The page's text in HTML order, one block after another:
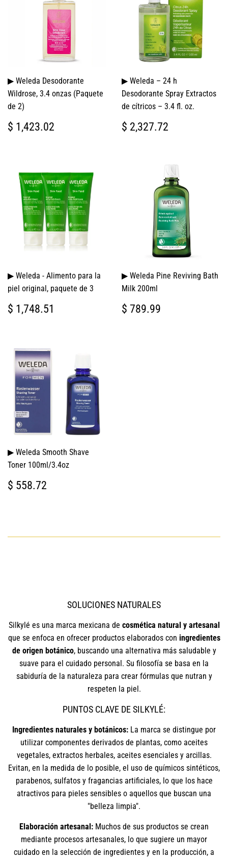
▶ Weleda Desodorante
Wildrose, 3.4 onzas (Paquete
de 2)
PRECIO
HABITUAL
$ 1,423.02
▶ Weleda – 24 h
Desodorante Spray Extractos
de cítricos – 3.4 fl. oz.
PRECIO
HABITUAL
$ 2,327.72
▶ Weleda - Alimento para la
piel original, paquete de 3
PRECIO
HABITUAL
$ 1,748.51
▶ Weleda Pine Reviving Bath
Milk 200ml
PRECIO
HABITUAL
$ 789.99
▶ Weleda Smooth Shave
Toner 100ml/3.4oz
PRECIO
HABITUAL
$ 558.72
SOLUCIONES NATURALES
Silkylé es una marca mexicana de cosmética natural y artesanal
que se enfoca en ofrecer productos elaborados con ingredientes
de origen botánico, buscando una alternativa más saludable y
suave para el cuidado personal. Su filosofía se basa en la
sabiduría de la naturaleza para crear fórmulas que nutran y
respeten la piel.
PUNTOS CLAVE DE SILKYLÉ:
Ingredientes naturales y botánicos: La marca se distingue por
utilizar componentes derivados de plantas, como aceites
vegetales, extractos herbales, aceites esenciales y arcillas.
Evitan, en la medida de lo posible, el uso de químicos sintéticos,
parabenos, sulfatos y fragancias artificiales, lo que los hace
atractivos para pieles sensibles o aquellos que buscan una
"belleza limpia".
Elaboración artesanal: Muchos de sus productos se crean
mediante procesos artesanales, lo que sugiere un mayor
cuidado en la selección de ingredientes y en la producción, a